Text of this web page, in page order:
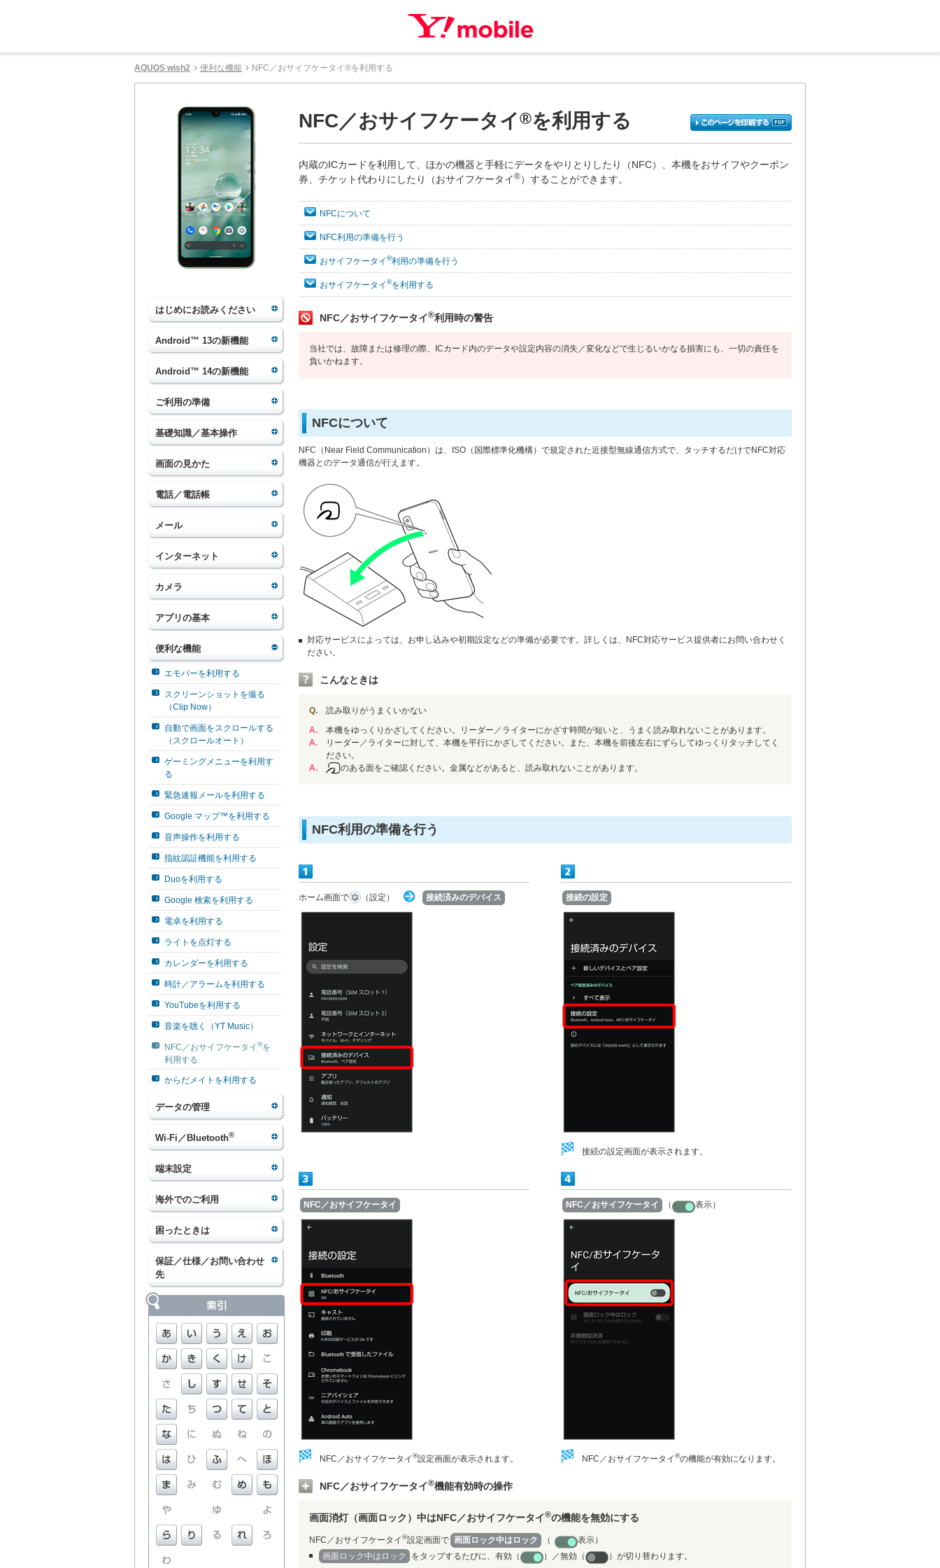
AQUOS wish2 便利な機能 NFC／おサイフケータイ®を利用する
はじめにお読みください
Android™ 13の新機能
Android™ 14の新機能
ご利用の準備
基礎知識／基本操作
画面の見かた
電話／電話帳
メール
インターネット
カメラ
アプリの基本
便利な機能
エモパーを利用する
スクリーンショットを撮る
（Clip Now）
自動で画面をスクロールする
（スクロールオート）
ゲーミングメニューを利用す
る
緊急速報メールを利用する
Google マップ™を利用する
音声操作を利用する
指紋認証機能を利用する
Duoを利用する
Google 検索を利用する
電卓を利用する
ライトを点灯する
カレンダーを利用する
時計／アラームを利用する
YouTubeを利用する
音楽を聴く（YT Music）
NFC／おサイフケータイ®を
利用する
からだメイトを利用する
データの管理
Wi-Fi／Bluetooth®
端末設定
海外でのご利用
困ったときは
保証／仕様／お問い合わせ
先
NFC／おサイフケータイ®を利用する
内蔵のICカードを利用して、ほかの機器と手軽にデータをやりとりしたり（NFC）、本機をおサイフやクーポン
券、チケット代わりにしたり（おサイフケータイ®）することができます。
NFCについて
NFC利用の準備を行う
おサイフケータイ®利用の準備を行う
おサイフケータイ®を利用する
NFC／おサイフケータイ®利用時の警告
当社では、故障または修理の際、ICカード内のデータや設定内容の消失／変化などで生じるいかなる損害にも、一切の責任を
負いかねます。
NFCについて
NFC（Near Field Communication）は、ISO（国際標準化機構）で規定された近接型無線通信方式で、タッチするだけでNFC対応
機器とのデータ通信が行えます。
対応サービスによっては、お申し込みや初期設定などの準備が必要です。詳しくは、NFC対応サービス提供者にお問い合わせく
ださい。
こんなときは
Q.
読み取りがうまくいかない
A.
本機をゆっくりかざしてください。リーダー／ライターにかざす時間が短いと、うまく読み取れないことがあります。
A.
リーダー／ライターに対して、本機を平行にかざしてください。また、本機を前後左右にずらしてゆっくりタッチしてく
ださい。
A.
のある面をご確認ください。金属などがあると、読み取れないことがあります。
NFC利用の準備を行う
ホーム画面で （設定） 接続済みのデバイス 接続の設定
接続の設定画面が表示されます。
NFC／おサイフケータイ
NFC／おサイフケータイ®設定画面が表示されます。
NFC／おサイフケータイ （ 表示）
NFC／おサイフケータイ®の機能が有効になります。
NFC／おサイフケータイ®機能有効時の操作
画面消灯（画面ロック）中はNFC／おサイフケータイ®の機能を無効にする
NFC／おサイフケータイ®設定画面で 画面ロック中はロック （
表示）
画面ロック中はロック
をタップするたびに、有効（ ）／無効（ ）が切り替わります。